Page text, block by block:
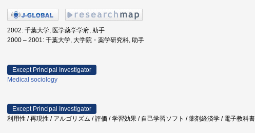
2002: 千葉大学, 医学薬学学府, 助手
2000 – 2001: 千葉大学, 大学院・薬学研究科, 助手
Except Principal Investigator
Medical sociology
Except Principal Investigator
利用性 / 再現性 / アルゴリズム / 評価 / 学習効果 / 自己学習ソフト / 薬剤経済学 / 電子教科